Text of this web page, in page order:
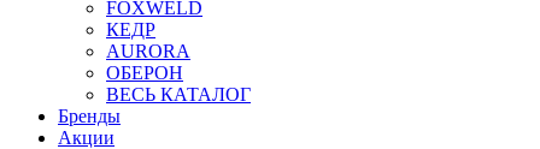
FOXWELD
КЕДР
AURORA
ОБЕРОН
ВЕСЬ КАТАЛОГ
Бренды
Акции